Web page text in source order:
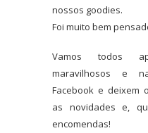
nossos goodies.
Foi muito bem
Vamos todos
maravilhosos e
Facebook e deixem
as novidades e,
encomendas!